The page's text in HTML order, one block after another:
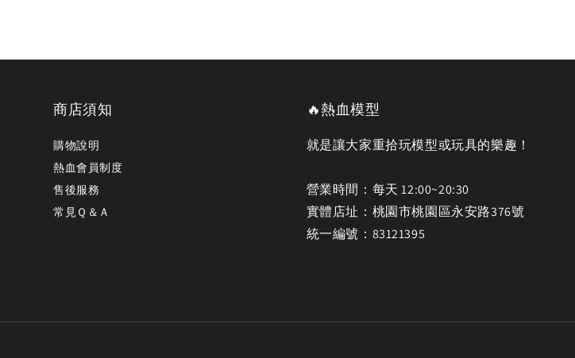
商店須知
購物說明
熱血會員制度
售後服務
常見Ｑ＆Ａ
🔥熱血模型
就是讓大家重拾玩模型或玩具的樂趣！
營業時間：每天 12:00~20:30
實體店址：桃園市桃園區永安路376號
統一編號：83121395